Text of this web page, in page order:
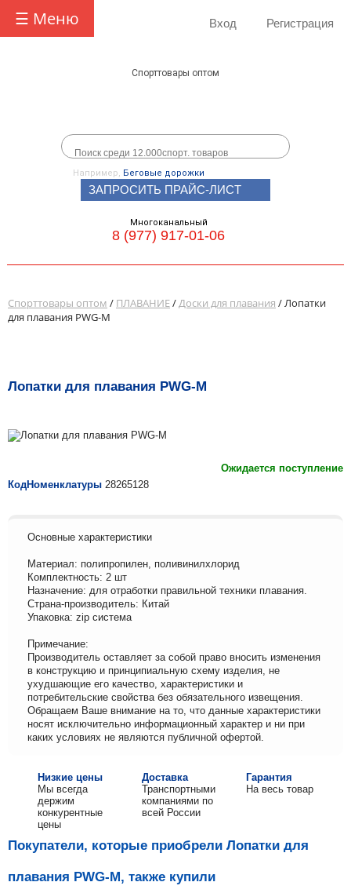
☰ Меню Вход Регистрация
Спорттовары оптом
Например, Беговые дорожки
ЗАПРОСИТЬ ПРАЙС-ЛИСТ
Многоканальный
8 (977) 917-01-06
Спорттовары оптом / ПЛАВАНИЕ/Доски для плавания / Лопатки
для плавания PWG-M
Лопатки для плавания PWG-M
Ожидается поступление
КодНоменклатуры 28265128
Основные характеристики
Материал: полипропилен, поливинилхлорид
Комплектность: 2 шт
Назначение: для отработки правильной техники плавания.
Страна-производитель: Китай
Упаковка: zip система
Примечание:
Производитель оставляет за собой право вносить изменения
в конструкцию и принципиальную схему изделия, не
ухудшающие его качество, характеристики и
потребительские свойства без обязательного извещения.
Обращаем Ваше внимание на то, что данные характеристики
носят исключительно информационный характер и ни при
каких условиях не являются публичной офертой.
Низкие цены
Мы всегда
держим
конкурентные
цены
Доставка
Транспортными
компаниями по
всей России
Гарантия
На весь товар
Покупатели, которые приобрели Лопатки для
плавания PWG-M, также купили